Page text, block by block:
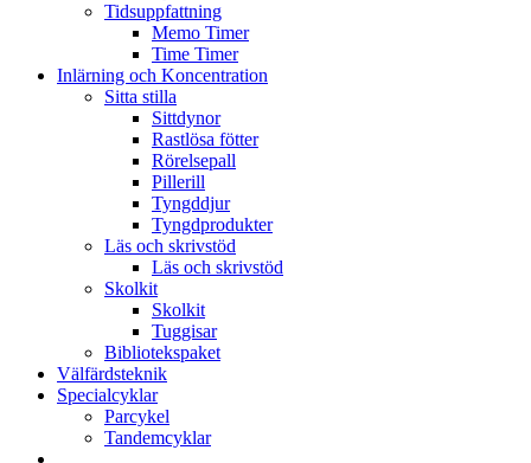
Tidsuppfattning
Memo Timer
Time Timer
Inlärning och Koncentration
Sitta stilla
Sittdynor
Rastlösa fötter
Rörelsepall
Pillerill
Tyngddjur
Tyngdprodukter
Läs och skrivstöd
Läs och skrivstöd
Skolkit
Skolkit
Tuggisar
Bibliotekspaket
Välfärdsteknik
Specialcyklar
Parcykel
Tandemcyklar